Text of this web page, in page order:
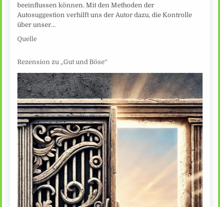
beeinflussen können. Mit den Methoden der
Autosuggestion verhilft uns der Autor dazu, die Kontrolle
über unser…
Quelle
Rezension zu „Gut und Böse“